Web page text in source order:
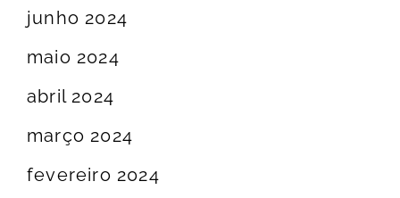
junho 2024
maio 2024
abril 2024
março 2024
fevereiro 2024